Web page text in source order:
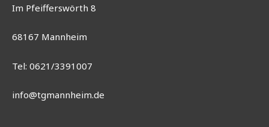
Im Pfeifferswörth 8
68167 Mannheim
Tel: 0621/3391007
info@tgmannheim.de